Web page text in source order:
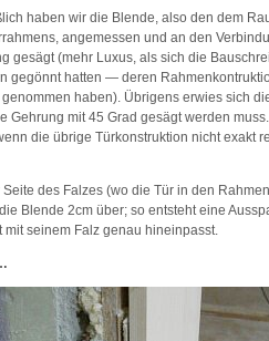
haben wir die Blende, also den dem
angemessen und an den
gesägt (mehr Luxus, als sich die
gegönnt hatten — deren
haben). Übrigens erwies sich
Gehrung mit 45 Grad gesägt werden
die übrige Türkonstruktion nicht exakt
Seite des Falzes (wo die Tür in den
Blende 2cm über; so entsteht eine
mit seinem Falz genau hineinpasst.